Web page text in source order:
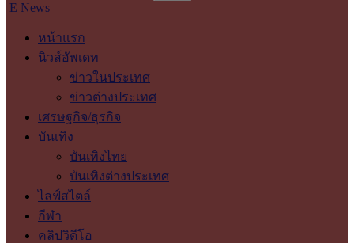
E News
หน้าแรก
นิวส์อัพเดท
ข่าวในประเทศ
ข่าวต่างประเทศ
เศรษฐกิจ/ธุรกิจ
บันเทิง
บันเทิงไทย
บันเทิงต่างประเทศ
ไลฟ์สไตล์
กีฬา
คลิปวิดีโอ